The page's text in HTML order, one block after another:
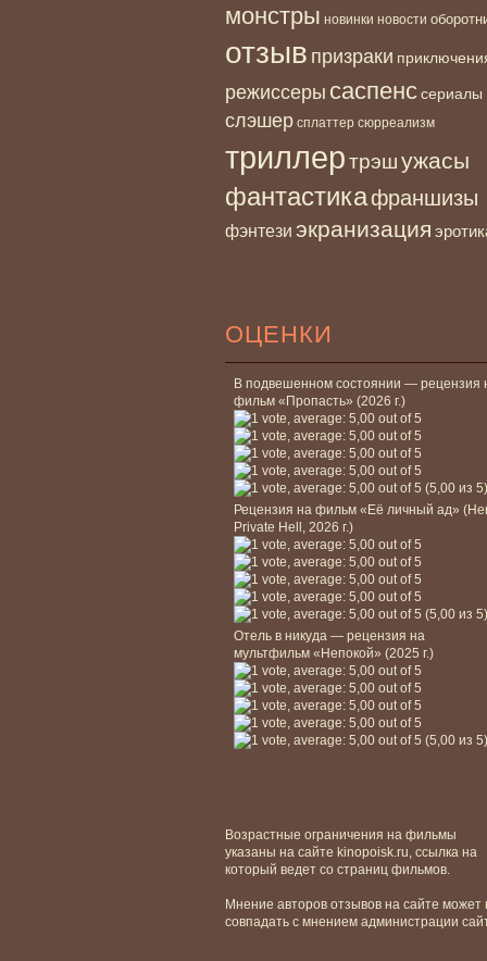
монстры новинки новости
отзыв призраки
режиссеры саспенссериалы
слэшер сплаттер сюрреализм
триллертрэшужасы
фантастикафраншизы
фэнтези экранизация
ОЦЕНКИ
В подвешенном состоянии — рецензия
фильм «Пропасть» (2026 г.)
(5,00 из 5)
Рецензия на фильм «Её личный ад»
Private Hell, 2026 г.)
(5,00 из 5)
Отель в никуда — рецензия на
мультфильм «Непокой» (2025 г.)
(5,00 из 5)
Возрастные ограничения на фильмы
указаны на сайте kinopoisk.ru, ссылка на
который ведет со страниц фильмов.
Мнение авторов отзывов на сайте может
совпадать с мнением администрации